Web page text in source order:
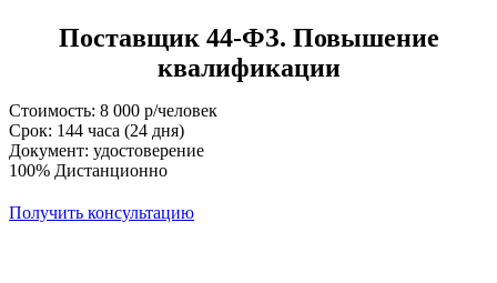
Поставщик 44-ФЗ. Повышение
квалификации
Стоимость: 8 000 р/человек
Срок: 144 часа (24 дня)
Документ: удостоверение
100% Дистанционно
Получить консультацию